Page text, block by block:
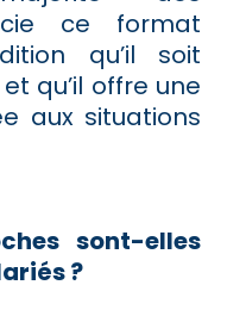
ce format
qu’il soit
qu’il offre une
aux situations
sont-elles
?